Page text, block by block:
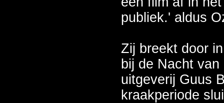
publiek.' aldus
Zij breekt door
bij de Nacht
uitgeverij Guus
kraakperiode